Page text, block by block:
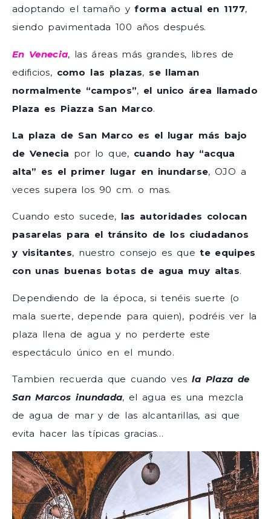
adoptando el tamaño yforma actual en 1177,
siendo pavimentada 100 años después.
En Venecia, las áreas más grandes, libres de
edificios, como las plazas, se llaman
normalmente “campos”, el unico área llamado
Plaza es Piazza San Marco.
La plaza de San Marco es el lugar más bajo
de Venecia por lo que, cuando hay “acqua
alta” es el primer lugar en inundarse, OJO a
veces supera los 90 cm. o mas.
Cuando esto sucede, las autoridades colocan
pasarelas para el tránsito de los ciudadanos
y visitantes, nuestro consejo es quete equipes
con unas buenas botas de agua muy altas.
Dependiendo de la época, si tenéis suerte (o
mala suerte, depende para quien), podréis ver la
plaza llena de agua y no perderte este
espectáculo único en el mundo.
Tambien recuerda que cuando ves la Plaza de
San Marcos inundada, el agua es una mezcla
de agua de mar y de las alcantarillas, asi que
evita hacer las típicas gracias…